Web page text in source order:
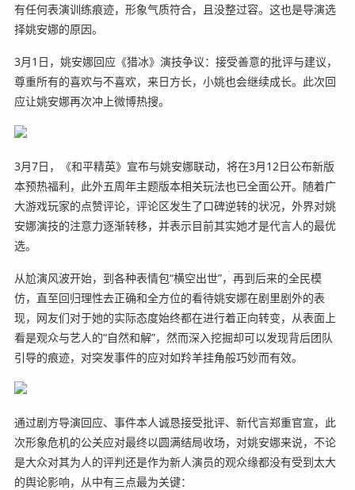
有任何表演训练痕迹，形象气质符合，且没整过容。这也是导演选
择姚安娜的原因。
3月1日，姚安娜回应《猎冰》演技争议：接受善意的批评与建议，
尊重所有的喜欢与不喜欢，来日方长，小姚也会继续成长。此次回
应让姚安娜再次冲上微博热搜。
3月7日，《和平精英》宣布与姚安娜联动，将在3月12日公布新版
本预热福利，此外五周年主题版本相关玩法也已全面公开。随着广
大游戏玩家的点赞评论，评论区发生了口碑逆转的状况，外界对姚
安娜演技的注意力逐渐转移，并表示目前其实她才是代言人的最优
选。
从尬演风波开始，到各种表情包“横空出世”，再到后来的全民模
仿，直至回归理性去正确和全方位的看待姚安娜在剧里剧外的表
现，网友们对于她的实际态度始终都在进行着正向转变，从表面上
看是观众与艺人的“自然和解”，然而深入挖掘却可以发现背后团队
引导的痕迹，对突发事件的应对如羚羊挂角般巧妙而有效。
通过剧方导演回应、事件本人诚恳接受批评、新代言郑重官宣，此
次形象危机的公关应对最终以圆满结局收场，对姚安娜来说，不论
是大众对其为人的评判还是作为新人演员的观众缘都没有受到太大
的舆论影响，从中有三点最为关键：